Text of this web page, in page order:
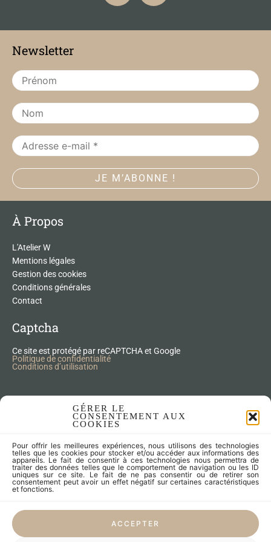
GÉRER LE
CONSENTEMENT AUX
COOKIES
Pour offrir les meilleures expériences, nous utilisons des technologies
telles que les cookies pour stocker et/ou accéder aux informations des
appareils. Le fait de consentir à ces technologies nous permettra de
traiter des données telles que le comportement de navigation ou les ID
uniques sur ce site. Le fait de ne pas consentir ou de retirer son
consentement peut avoir un effet négatif sur certaines caractéristiques
et fonctions.
ACCEPTER
e
o
k
t
r
a
m
À Propos
L'Atelier W
Mentions légales
Gestion des cookies
Conditions générales
Contact
Captcha
Ce site est protégé par reCAPTCHA et Google
Politique de confidentialité
Conditions d’utilisation
Nos Produits Upcycling
Articles zéro déchet
Fleurs séchées
Lampes
Meubles
Objets
Univers de l'enfant
Newsletter